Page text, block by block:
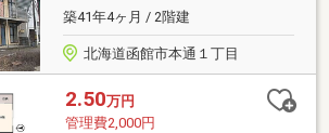
築41年4ヶ月 / 2階建
北海道函館市本通１丁目
2.50万円
管理費2,000円